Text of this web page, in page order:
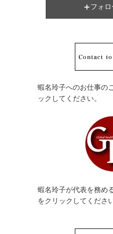
フォロ
蝦名玲子へのお仕事の
ックしてください。
蝦名玲子が代表を務め
をクリックしてください